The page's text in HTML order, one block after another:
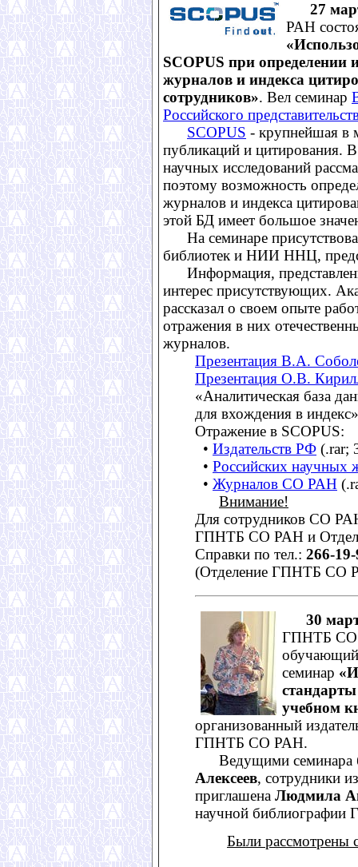
27
РАН
SCOPUS при
журналов и индекса
сотрудников». Вел семинар
Российского
SCOPUS - крупнейшая в
публикаций и цитирования.
научных исследований
поэтому возможность
журналов и индекса
этой БД имеет большое
На семинаре
библиотек и НИИ ННЦ,
Информация,
интерес присутствующих.
рассказал о своем опыте
отражения в них
журналов.
Презентация В.А.
Презентация О.В.
«Аналитическая база
для вхождения в индекс»
Отражение в SCOPUS:
• Издательств РФ (.rar;
• Российских научных
• Журналов СО РАН
Внимание!
Для сотрудников СО
ГПНТБ СО РАН и
Справки по тел.: 266-
(Отделение ГПНТБ СО
30
ГПНТБ СО
обучающий
семинар
учебном
организованный
ГПНТБ СО РАН.
Ведущими семинара
Алексеев, сотрудники
приглашена Людмила
научной
Были рассмотрены